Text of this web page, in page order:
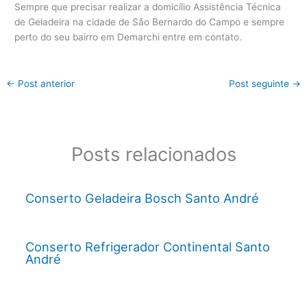
Sempre que precisar realizar a domicílio Assistência Técnica
de Geladeira na cidade de São Bernardo do Campo e sempre
perto do seu bairro em Demarchi entre em contato.
← Post anterior Post seguinte →
Posts relacionados
Conserto Geladeira Bosch Santo André
Conserto Refrigerador Continental Santo
André